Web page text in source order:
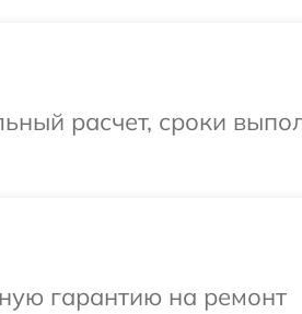
расчет, сроки
гарантию на ремонт